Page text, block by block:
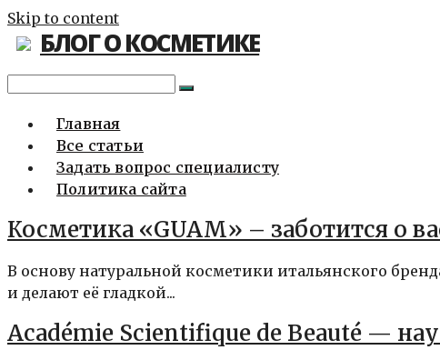
Skip to content
БЛОГ О КОСМЕТИКЕ
Главная
Все статьи
Задать вопрос специалисту
Политика сайта
Косметика «GUAM» – заботится о
В основу натуральной косметики итальянского
и делают её гладкой...
Académie Scientifique de Beauté —